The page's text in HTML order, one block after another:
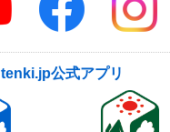
tenki.jp公式アプリ